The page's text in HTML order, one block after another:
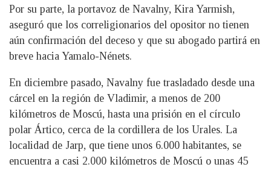
Por su parte, la portavoz de Navalny, Kira Yarmish,
aseguró que los correligionarios del opositor no tienen
aún confirmación del deceso y que su abogado partirá en
breve hacia Yamalo-Nénets.
En diciembre pasado, Navalny fue trasladado desde una
cárcel en la región de Vladimir, a menos de 200
kilómetros de Moscú, hasta una prisión en el círculo
polar Ártico, cerca de la cordillera de los Urales. La
localidad de Jarp, que tiene unos 6.000 habitantes, se
encuentra a casi 2.000 kilómetros de Moscú o unas 45